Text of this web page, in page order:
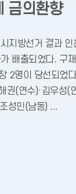
금의환향
지방선거 결과
배출되었다. 구
2명이 당선되었
권(연수)·김우성(
성민(남동) ...